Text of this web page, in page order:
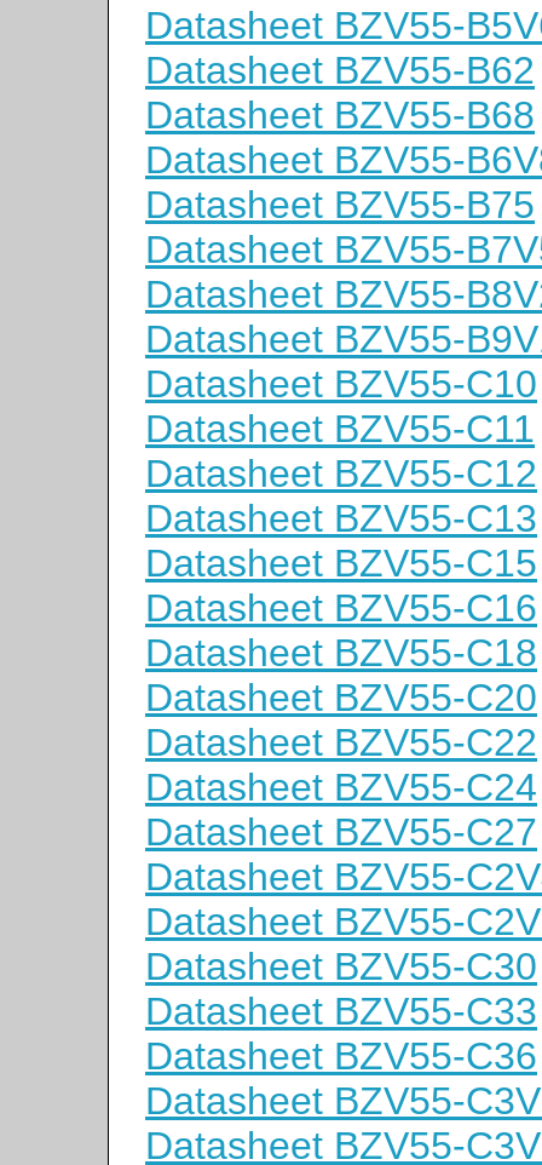
Datasheet BZV55-
Datasheet BZV55-B62
Datasheet BZV55-B68
Datasheet BZV55-
Datasheet BZV55-B75
Datasheet BZV55-
Datasheet BZV55-
Datasheet BZV55-
Datasheet BZV55-C10
Datasheet BZV55-C11
Datasheet BZV55-C12
Datasheet BZV55-C13
Datasheet BZV55-C15
Datasheet BZV55-C16
Datasheet BZV55-C18
Datasheet BZV55-C20
Datasheet BZV55-C22
Datasheet BZV55-C24
Datasheet BZV55-C27
Datasheet BZV55-
Datasheet BZV55-
Datasheet BZV55-C30
Datasheet BZV55-C33
Datasheet BZV55-C36
Datasheet BZV55-
Datasheet BZV55-